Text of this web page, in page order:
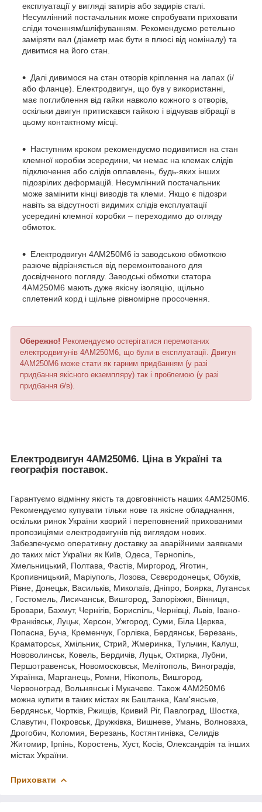
експлуатації у вигляді затирів або задирів сталі.
Несумлінний постачальник може спробувати приховати
сліди точенням/шліфуванням. Рекомендуємо ретельно
заміряти вал (діаметр має бути в плюсі від номіналу) та
дивитися на його стан.
Далі дивимося на стан отворів кріплення на лапах (і/
або фланце). Електродвигун, що був у використанні,
має поглиблення від гайки навколо кожного з отворів,
оскільки двигун притискався гайкою і відчував вібрації в
цьому контактному місці.
Наступним кроком рекомендуємо подивитися на стан
клемної коробки зсередини, чи немає на клемах слідів
підключення або слідів оплавлень, будь-яких інших
підозрілих деформацій. Несумлінний постачальник
може замінити кінці виводів та клеми. Якщо є підозри
навіть за відсутності видимих слідів експлуатації
усередині клемної коробки – переходимо до огляду
обмоток.
Електродвигун 4АМ250М6 із заводською обмоткою
разюче відрізняється від перемонтованого для
досвідченого погляду. Заводські обмотки статора
4АМ250М6 мають дуже якісну ізоляцію, щільно
сплетений корд і щільне рівномірне просочення.
Обережно! Рекомендуємо остерігатися перемотаних
електродвигунів 4АМ250М6, що були в експлуатації. Двигун
4АМ250М6 може стати як гарним придбанням (у разі
придбання якісного екземпляру) так і проблемою (у разі
придбання б/в).
Електродвигун 4АМ250М6. Ціна в Україні та
географія поставок.
Гарантуємо відмінну якість та довговічність наших 4АМ250М6.
Рекомендуємо купувати тільки нове та якісне обладнання,
оскільки ринок України хворий і переповнений прихованими
пропозиціями електродвигунів під виглядом нових.
Забезпечуємо оперативну доставку за аварійними заявками
до таких міст України як Київ, Одеса, Тернопіль,
Хмельницький, Полтава, Фастів, Миргород, Яготин,
Кропивницький, Маріуполь, Лозова, Сєвєродонецьк, Обухів,
Рівне, Донецьк, Васильків, Миколаїв, Дніпро, Боярка, Луганськ
, Гостомель, Лисичанськ, Вишгород, Запоріжжя, Вінниця,
Бровари, Бахмут, Чернігів, Бориспіль, Чернівці, Львів, Івано-
Франківськ, Луцьк, Херсон, Ужгород, Суми, Біла Церква,
Попасна, Буча, Кременчук, Горлівка, Бердянськ, Березань,
Краматорськ, Хмільник, Стрий, Жмеринка, Тульчин, Калуш,
Нововолинськ, Ковель, Бердичів, Луцьк, Охтирка, Лубни,
Першотравенськ, Новомосковськ, Мелітополь, Виноградів,
Українка, Марганець, Ромни, Нікополь, Вишгород,
Червоноград, Вольнянськ і Мукачеве. Також 4АМ250М6
можна купити в таких містах як Баштанка, Кам'янське,
Бердянськ, Чортків, Ржищів, Кривий Ріг, Павлоград, Шостка,
Славутич, Покровськ, Дружківка, Вишневе, Умань, Волноваха,
Дрогобич, Коломия, Березань, Костянтинівка, Селидів
Житомир, Ірпінь, Коростень, Хуст, Косів, Олександрія та інших
містах України.
Приховати